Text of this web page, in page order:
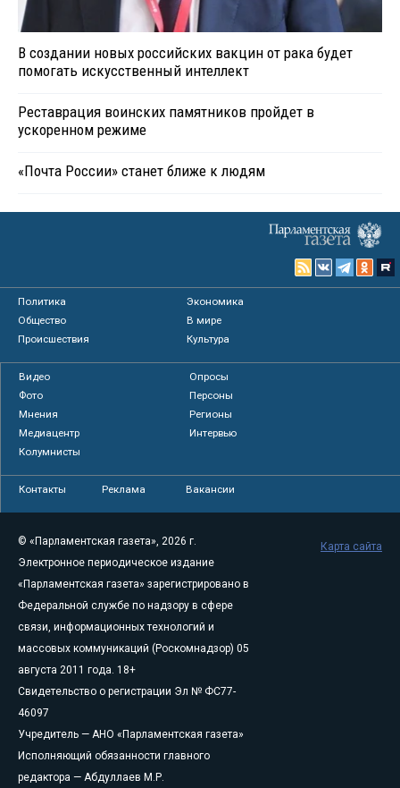
В создании новых российских вакцин от рака будет
помогать искусственный интеллект
Реставрация воинских памятников пройдет в
ускоренном режиме
«Почта России» станет ближе к людям
Политика
Экономика
Общество
В мире
Происшествия
Культура
Видео
Опросы
Фото
Персоны
Мнения
Регионы
Медиацентр
Интервью
Колумнисты
Контакты Реклама Вакансии
© «Парламентская газета», 2026 г.
Электронное периодическое издание
«Парламентская газета» зарегистрировано в
Федеральной службе по надзору в сфере
связи, информационных технологий и
массовых коммуникаций (Роскомнадзор) 05
августа 2011 года. 18+
Свидетельство о регистрации Эл № ФС77-
46097
Учредитель — АНО «Парламентская газета»
Исполняющий обязанности главного
редактора — Абдуллаев М.Р.
Карта сайта